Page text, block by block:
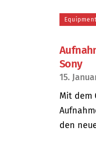
Sony
15.
Mit dem
den